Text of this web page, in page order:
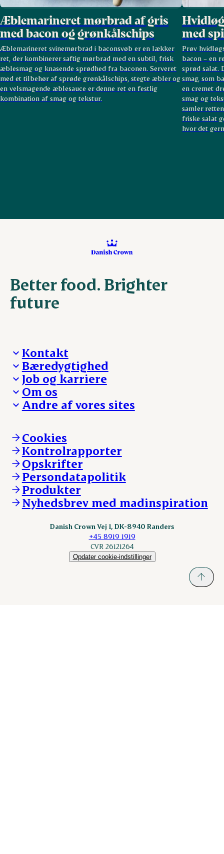
Æblemarineret mørbrad af gris
med bacon og grønkålschips
Æblemarineret svinemørbrad i baconsvøb er en lækker
ret, der kombinerer saftig mørbrad med en subtil, frisk
æblesmag og knasende sprødhed fra baconen. Serveret
med et tilbehør af sprøde grønkålschips, stegte æbler og
en velsmagende æblesauce er denne ret en festlig
kombination af smag og tekstur.
med
Prøv
bacon – en
sprød salat.
smag, som
en cremet
smag og
samler
friske salat
hvor det
Better food. Brighter
future
Kontakt
Besøg Danish Crown
Presse og nyheder
Reklamationer
Whistleblower
Øvrige henvendelser
Bæredygtighed
Fra jord til bord
Hverdagen
Ansvarlighed og nøgletal
Job og karriere
Arbejd med os
Ledige stillinger
Om os
Hvem er vi
Vores resultater
Vores lokationer
Kontakt
Andre af vores sites
Andelsejere - kreatur
Danishcrownprofessional.com
DAT-Schaub.com
ESS-FOOD.com
Fonden Dansk Gastronomi
KLS.se
nordicspoor.com
Scanhide.dk
Cookies
Kontrolrapporter
Opskrifter
Persondatapolitik
Produkter
Nyhedsbrev med madinspiration
Danish Crown Vej 1, DK-8940 Randers
+45 8919 1919
CVR 26121264
Opdater cookie-indstillinger